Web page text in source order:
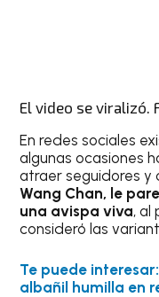
El video se
En redes sociales
algunas ocasiones
atraer seguidores y
Wang Chan, le
una avispa viva, al
consideró las
Te puede
albañil humilla en